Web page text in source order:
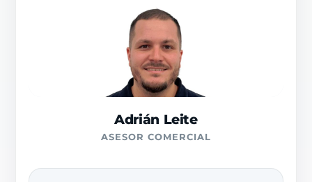
Adrián Leite
ASESOR COMERCIAL